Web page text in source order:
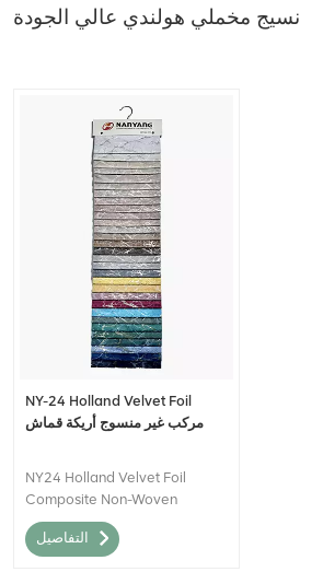
نسيج مخملي هولندي عالي الجودة
NY-24 Holland Velvet Foil
مركب غير منسوج أريكة قماش
NY24 Holland Velvet Foil
Composite Non-Woven
Upholstery يمكن وصف النسيج
بأنه مادة نسيجية عالية الجودة
التفاصيل